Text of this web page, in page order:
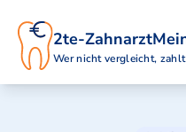
2te-
Wer nicht vergleicht,